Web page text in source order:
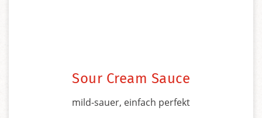
Sour Cream Sauce
mild-sauer, einfach perfekt